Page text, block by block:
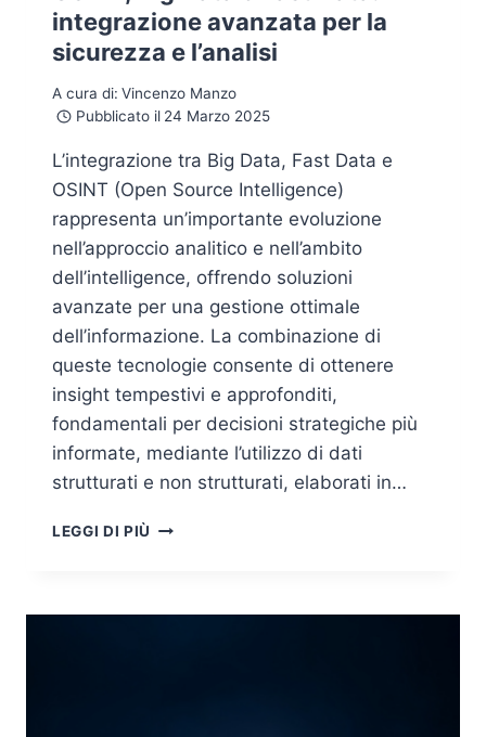
integrazione avanzata per la
sicurezza e l’analisi
A cura di: Vincenzo Manzo
Pubblicato il 24 Marzo 2025
L’integrazione tra Big Data, Fast Data e
OSINT (Open Source Intelligence)
rappresenta un’importante evoluzione
nell’approccio analitico e nell’ambito
dell’intelligence, offrendo soluzioni
avanzate per una gestione ottimale
dell’informazione. La combinazione di
queste tecnologie consente di ottenere
insight tempestivi e approfonditi,
fondamentali per decisioni strategiche più
informate, mediante l’utilizzo di dati
strutturati e non strutturati, elaborati in…
LEGGI DI PIÙ OSINT,
FAST